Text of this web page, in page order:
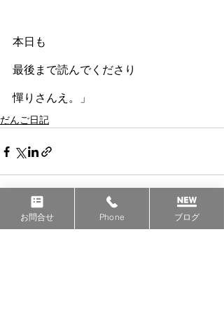
本日も
最後まで読んでくださり
憚りさんえ。」
だんご日記
最新記事 すべて表示
お問合せ Phone ブログ